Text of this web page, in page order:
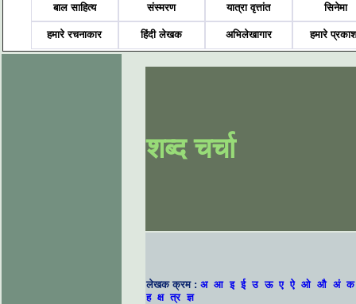
बाल साहित्य संस्मरण यात्रा वृत्तांत सिनेमा
हमारे रचनाकार हिंदी लेखक अभिलेखागार हमारे
शब्द चर्चा
लेखक क्रम : अ आ इ ई उ ऊ ए ऐ ओ औ अं क
ह क्ष त्र ज्ञ